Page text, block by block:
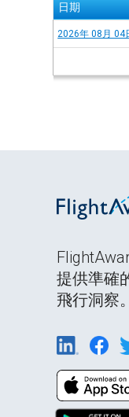
日期
2026年 08月 04
提供準確
飛行洞察。